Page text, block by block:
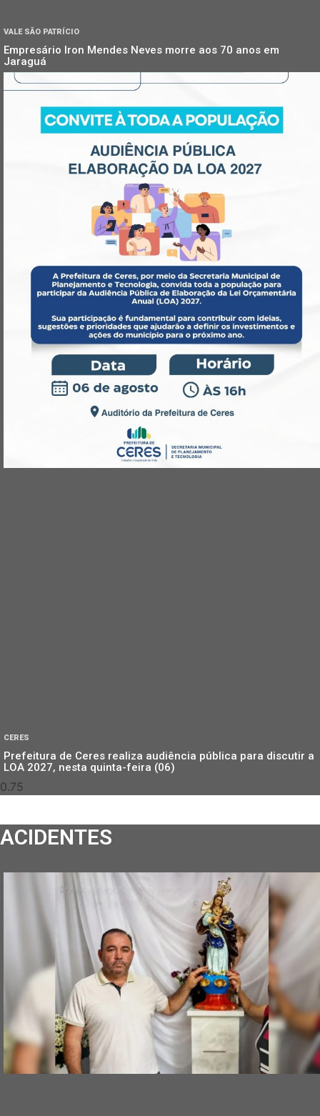
VALE SÃO PATRÍCIO
Empresário Iron Mendes Neves morre aos 70 anos em
Jaraguá
CERES
Prefeitura de Ceres realiza audiência pública para discutir a
LOA 2027, nesta quinta-feira (06)
ACIDENTES